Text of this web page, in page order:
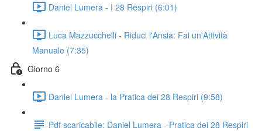
Daniel Lumera - I 28 Respiri (6:01)
Luca Mazzucchelli - Riduci l'Ansia: Fai un'Attività
Manuale (7:35)
Giorno 6
Daniel Lumera - la Pratica dei 28 Respiri (9:58)
Pdf scaricabile: Daniel Lumera - Pratica dei 28 Respiri